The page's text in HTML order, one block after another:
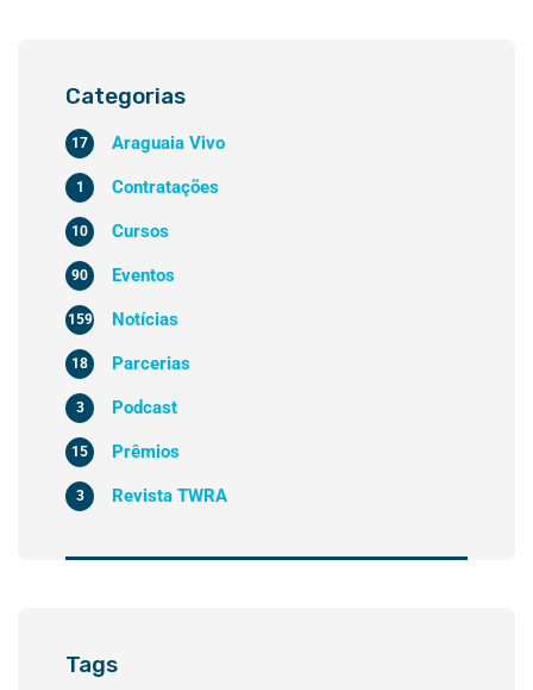
Categorias
Araguaia Vivo
17
Contratações
1
Cursos
10
Eventos
90
Notícias
159
Parcerias
18
Podcast
3
Prêmios
15
Revista TWRA
3
Tags